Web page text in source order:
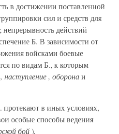
в достижении поставленной
сил и средств для
действий
Б. В зависимости от
войсками боевые
по видам Б., к которым
наступление , оборонаи
в иных условиях,
особые способы ведения
бой).